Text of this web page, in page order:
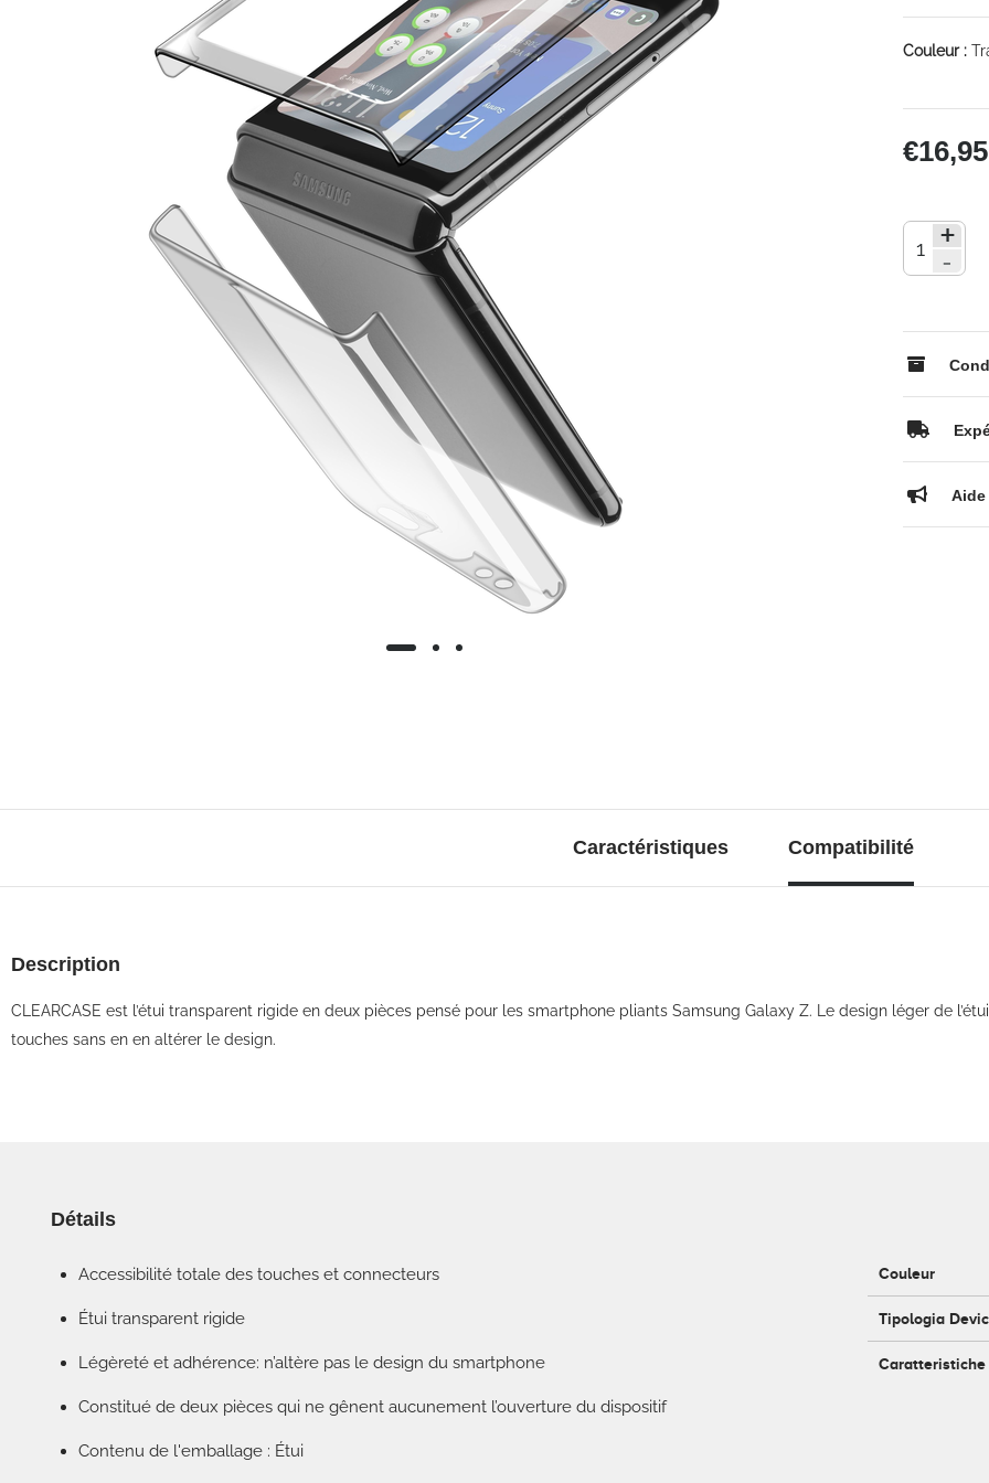
Couleur :
€16,95
+
-
Caractéristiques Compatibilité
Description
CLEARCASE est l’étui transparent rigide en deux pièces pensé pour les smartphone pliants Samsung Galaxy Z. Le design léger de
touches sans en en altérer le design.
Détails
Accessibilité totale des touches et connecteurs
Étui transparent rigide
Légèreté et adhérence: n’altère pas le design du smartphone
Constitué de deux pièces qui ne gênent aucunement l’ouverture du dispositif
Contenu de l'emballage : Étui
Couleur
Tipologia
Caratteristiche